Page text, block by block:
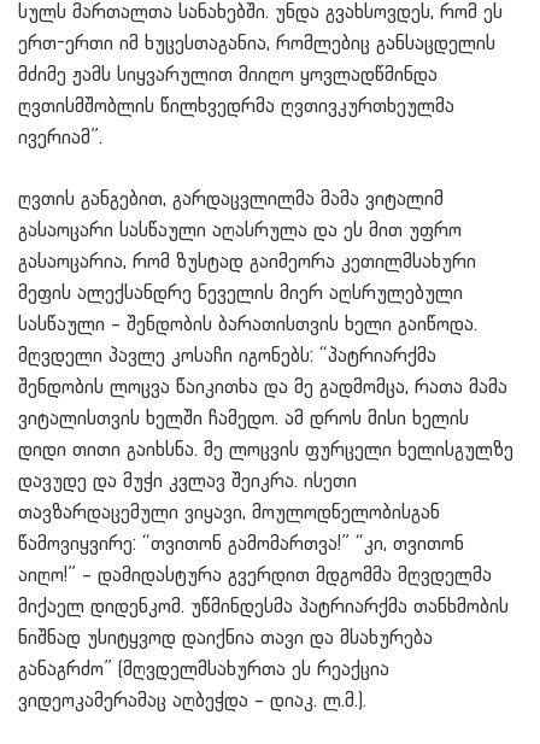
სულს მართალთა სანახებში. უნდა გვახსოვდეს, რომ ეს
ერთ-ერთი იმ ხუცესთაგანია, რომლებიც განსაცდელის
მძიმე ჟამს სიყვარულით მიიღო ყოვლადწმინდა
ღვთისმშობლის წილხვედრმა ღვთივკურთხეულმა
ივერიამ”.
ღვთის განგებით, გარდაცვლილმა მამა ვიტალიმ
გასაოცარი სასწაული აღასრულა და ეს მით უფრო
გასაოცარია, რომ ზუსტად გაიმეორა კეთილმსახური
მეფის ალექსანდრე ნეველის მიერ აღსრულებული
სასწაული – შენდობის ბარათისთვის ხელი გაიწოდა.
მღვდელი პავლე კოსაჩი იგონებს: “პატრიარქმა
შენდობის ლოცვა წაიკითხა და მე გადმომცა, რათა მამა
ვიტალისთვის ხელში ჩამედო. ამ დროს მისი ხელის
დიდი თითი გაიხსნა. მე ლოცვის ფურცელი ხელისგულზე
დავუდე და მუჭი კვლავ შეიკრა. ისეთი
თავზარდაცემული ვიყავი, მოულოდნელობისგან
წამოვიყვირე: “თვითონ გამომართვა!” “კი, თვითონ
აიღო!” – დამიდასტურა გვერდით მდგომმა მღვდელმა
მიქაელ დიდენკომ. უწმინდესმა პატრიარქმა თანხმობის
ნიშნად უსიტყვოდ დაიქნია თავი და მსახურება
განაგრძო” (მღვდელმსახურთა ეს რეაქცია
ვიდეოკამერამაც აღბეჭდა – დიაკ. ლ.მ.).